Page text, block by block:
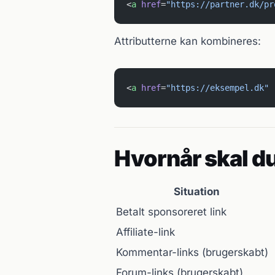
<a href="https://partner.dk/
Attributterne kan kombineres:
<a href="https://eksempel.dk"
Hvornår skal
Situation
Betalt sponsoreret link
Affiliate-link
Kommentar-links (brugerskabt)